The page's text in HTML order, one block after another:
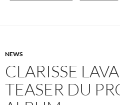
NEWS
CLARISSE
TEASER DU